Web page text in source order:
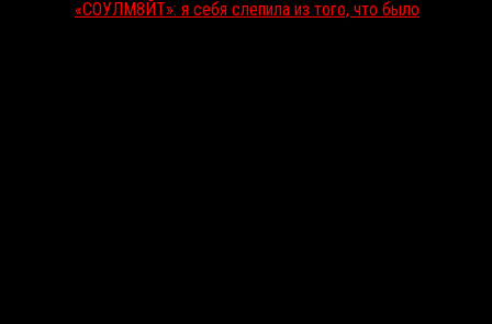
«СОУЛМ8ЙТ»: я себя слепила из того, что было